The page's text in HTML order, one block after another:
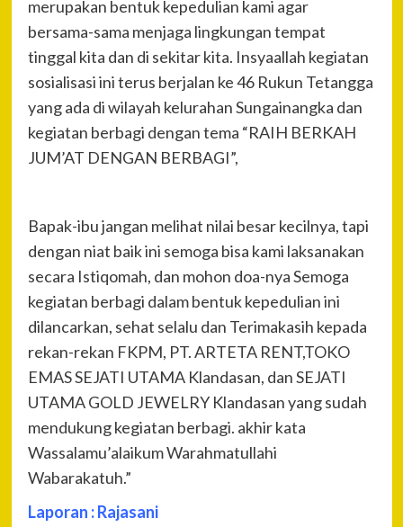
merupakan bentuk kepedulian kami agar
bersama-sama menjaga lingkungan tempat
tinggal kita dan di sekitar kita. Insyaallah kegiatan
sosialisasi ini terus berjalan ke 46 Rukun Tetangga
yang ada di wilayah kelurahan Sungainangka dan
kegiatan berbagi dengan tema “RAIH BERKAH
JUM’AT DENGAN BERBAGI”,
Bapak-ibu jangan melihat nilai besar kecilnya, tapi
dengan niat baik ini semoga bisa kami laksanakan
secara Istiqomah, dan mohon doa-nya Semoga
kegiatan berbagi dalam bentuk kepedulian ini
dilancarkan, sehat selalu dan Terimakasih kepada
rekan-rekan FKPM, PT. ARTETA RENT,TOKO
EMAS SEJATI UTAMA Klandasan, dan SEJATI
UTAMA GOLD JEWELRY Klandasan yang sudah
mendukung kegiatan berbagi. akhir kata
Wassalamu’alaikum Warahmatullahi
Wabarakatuh.”
Laporan : Rajasani